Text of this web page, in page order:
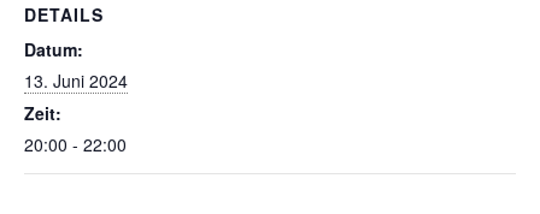
DETAILS
Datum:
13. Juni 2024
Zeit:
20:00 - 22:00